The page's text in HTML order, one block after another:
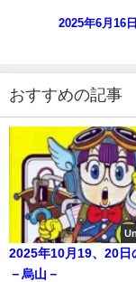
2025年6月16
おすすめの記事
2025年10月19、20
－烏山－